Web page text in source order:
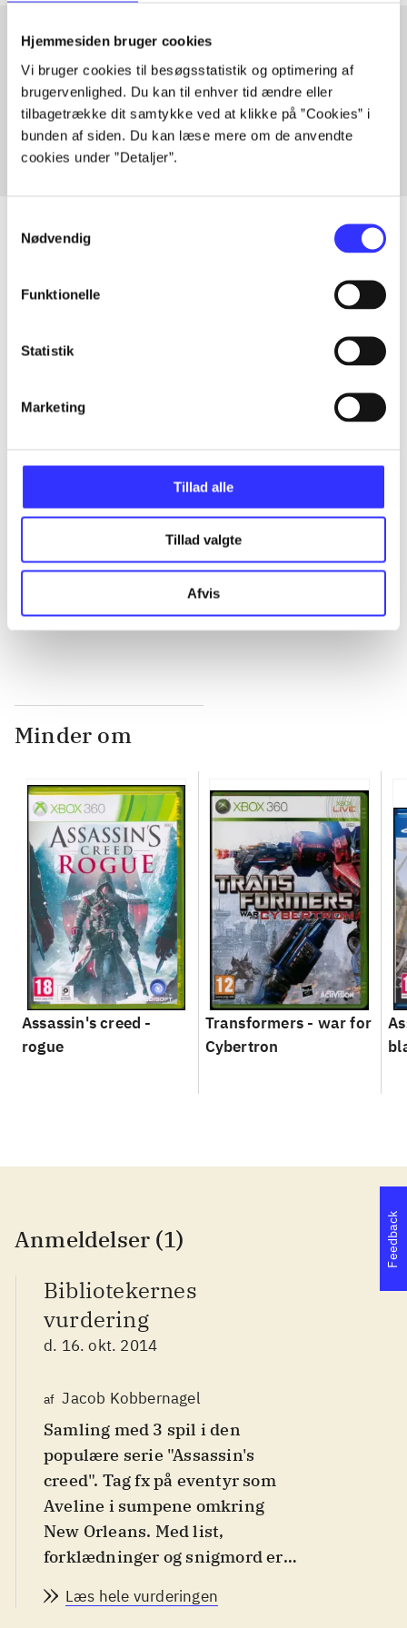
Hjemmesiden bruger cookies
Vi bruger cookies til besøgsstatistik og optimering af
brugervenlighed. Du kan til enhver tid ændre eller
tilbagetrække dit samtykke ved at klikke på ”Cookies” i
bunden af siden. Du kan læse mere om de anvendte
cookies under ”Detaljer”.
Nødvendig
Funktionelle
Statistik
Marketing
Tillad alle
Tillad valgte
Afvis
Artikler med samme emner
Fra
Artikler
...
Minder om
Assassin's creed -
rogue
Transformers - war for
Cybertron
Anmeldelser (1)
Bibliotekernes
vurdering
d. 16. okt. 2014
af Jacob Kobbernagel
Samling med 3 spil i den
populære serie "Assassin's
creed". Tag fx på eventyr som
Aveline i sumpene omkring
New Orleans. Med list,
forklædninger og snigmord er
slaveriet. Fra 14 år.
Læs hele vurderingen
Feedback